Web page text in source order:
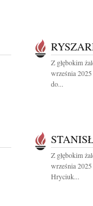
Z głębokim
września
do...
Z głębokim
września 2025
Hryciuk...